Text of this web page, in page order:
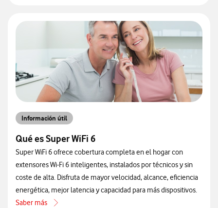
Información útil
Qué es Super WiFi 6
Super WiFi 6 ofrece cobertura completa en el hogar con
extensores Wi‑Fi 6 inteligentes, instalados por técnicos y sin
coste de alta. Disfruta de mayor velocidad, alcance, eficiencia
energética, mejor latencia y capacidad para más dispositivos.
Saber más